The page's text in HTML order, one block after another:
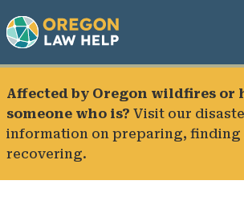
Affected by Oregon wildfires or
someone who is? Visit our
information on preparing, finding
recovering.